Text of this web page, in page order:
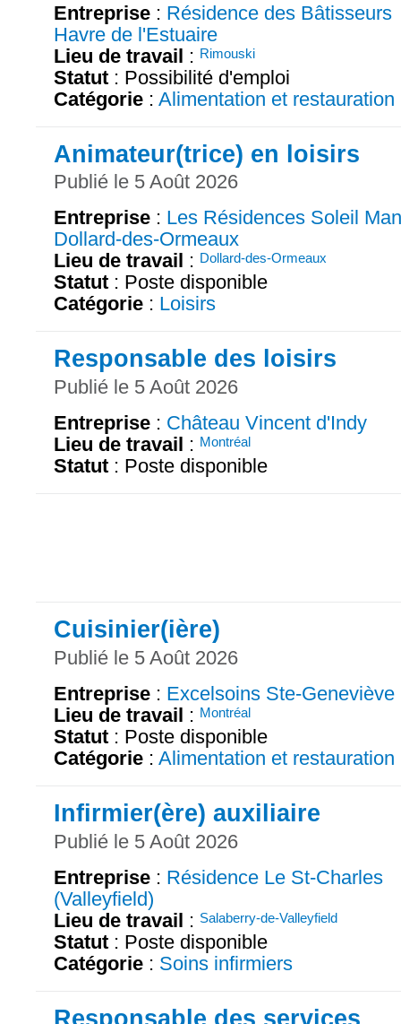
Entreprise : Résidence des Bâtisseurs
Havre de l'Estuaire
Lieu de travail : Rimouski
Statut : Possibilité d'emploi
Catégorie : Alimentation et restauration
Animateur(trice) en loisirs
Publié le 5 Août 2026
Entreprise : Les Résidences Soleil
Dollard-des-Ormeaux
Lieu de travail : Dollard-des-Ormeaux
Statut : Poste disponible
Catégorie : Loisirs
Responsable des loisirs
Publié le 5 Août 2026
Entreprise : Château Vincent d'Indy
Lieu de travail : Montréal
Statut : Poste disponible
Cuisinier(ière)
Publié le 5 Août 2026
Entreprise : Excelsoins Ste-Geneviève
Lieu de travail : Montréal
Statut : Poste disponible
Catégorie : Alimentation et restauration
Infirmier(ère) auxiliaire
Publié le 5 Août 2026
Entreprise : Résidence Le St-Charles
(Valleyfield)
Lieu de travail : Salaberry-de-Valleyfield
Statut : Poste disponible
Catégorie : Soins infirmiers
Responsable des services